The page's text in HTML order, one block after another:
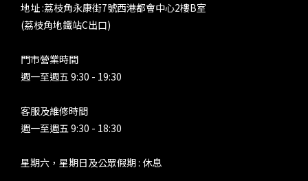
地址 :荔枝角永康街7號西港都會中心2樓B室
(荔枝角地鐵站C出口)
門市營業時間
週一至週五 9:30 - 19:30
客服及維修時間
週一至週五 9:30 - 18:30
星期六，星期日及公眾假期 : 休息